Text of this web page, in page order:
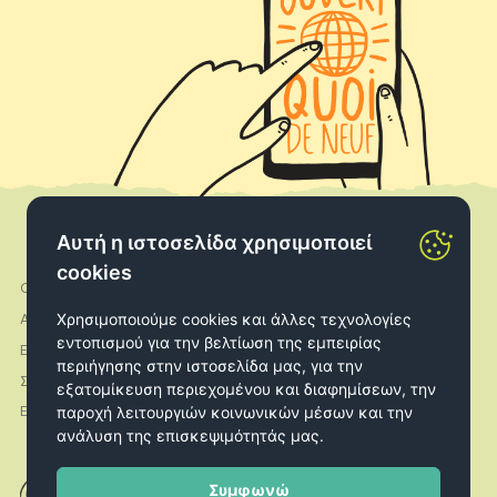
Αυτή η ιστοσελίδα χρησιμοποιεί
cookies
Χρησιμοποιούμε cookies και άλλες τεχνολογίες
εντοπισμού για την βελτίωση της εμπειρίας
περιήγησης στην ιστοσελίδα μας, για την
εξατομίκευση περιεχομένου και διαφημίσεων, την
παροχή λειτουργιών κοινωνικών μέσων και την
ανάλυση της επισκεψιμότητάς μας.
Συμφωνώ
Ο λογαριασμός μου
Αποστολές
Επιστροφές
Σχετικά με εμάς
Επικοινωνία
Instagram